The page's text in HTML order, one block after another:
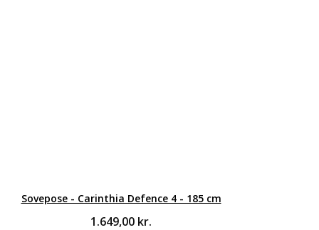
Sovepose - Carinthia Defence 4 - 185 cm
1.649,00 kr.